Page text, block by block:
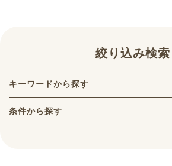
絞り込み検索
キーワードから探す
条件から探す